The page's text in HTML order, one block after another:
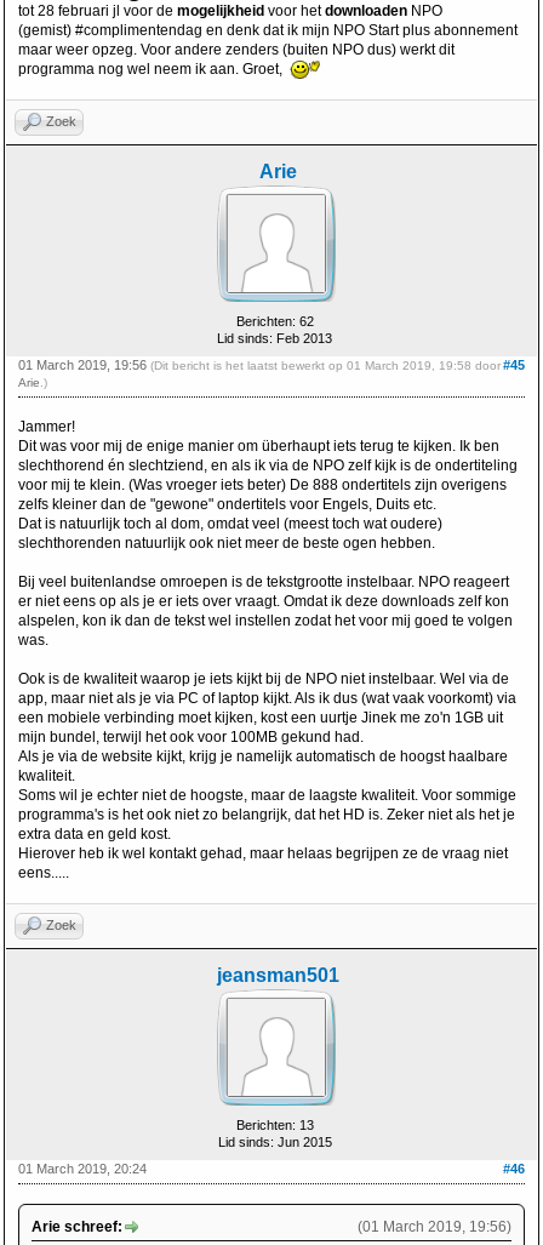
tot 28 februari jl voor de mogelijkheid voor hetdownloaden NPO
(gemist) #complimentendag en denk dat ik mijn NPO Start plus abonnement
maar weer opzeg. Voor andere zenders (buiten NPO dus) werkt dit
programma nog wel neem ik aan. Groet,
Zoek
Arie
Berichten: 62
Lid sinds: Feb 2013
#45
01 March 2019, 19:56 (Dit bericht is het laatst bewerkt op 01 March 2019, 19:58 door
Arie.)
Jammer!
Dit was voor mij de enige manier om überhaupt iets terug te kijken. Ik ben
slechthorend én slechtziend, en als ik via de NPO zelf kijk is de ondertiteling
voor mij te klein. (Was vroeger iets beter) De 888 ondertitels zijn overigens
zelfs kleiner dan de "gewone" ondertitels voor Engels, Duits etc.
Dat is natuurlijk toch al dom, omdat veel (meest toch wat oudere)
slechthorenden natuurlijk ook niet meer de beste ogen hebben.
Bij veel buitenlandse omroepen is de tekstgrootte instelbaar. NPO reageert
er niet eens op als je er iets over vraagt. Omdat ik deze downloads zelf kon
alspelen, kon ik dan de tekst wel instellen zodat het voor mij goed te volgen
was.
Ook is de kwaliteit waarop je iets kijkt bij de NPO niet instelbaar. Wel via de
app, maar niet als je via PC of laptop kijkt. Als ik dus (wat vaak voorkomt) via
een mobiele verbinding moet kijken, kost een uurtje Jinek me zo'n 1GB uit
mijn bundel, terwijl het ook voor 100MB gekund had.
Als je via de website kijkt, krijg je namelijk automatisch de hoogst haalbare
kwaliteit.
Soms wil je echter niet de hoogste, maar de laagste kwaliteit. Voor sommige
programma's is het ook niet zo belangrijk, dat het HD is. Zeker niet als het je
extra data en geld kost.
Hierover heb ik wel kontakt gehad, maar helaas begrijpen ze de vraag niet
eens.....
Zoek
jeansman501
Berichten: 13
Lid sinds: Jun 2015
#46
01 March 2019, 20:24
(01 March 2019, 19:56)
Arie schreef: